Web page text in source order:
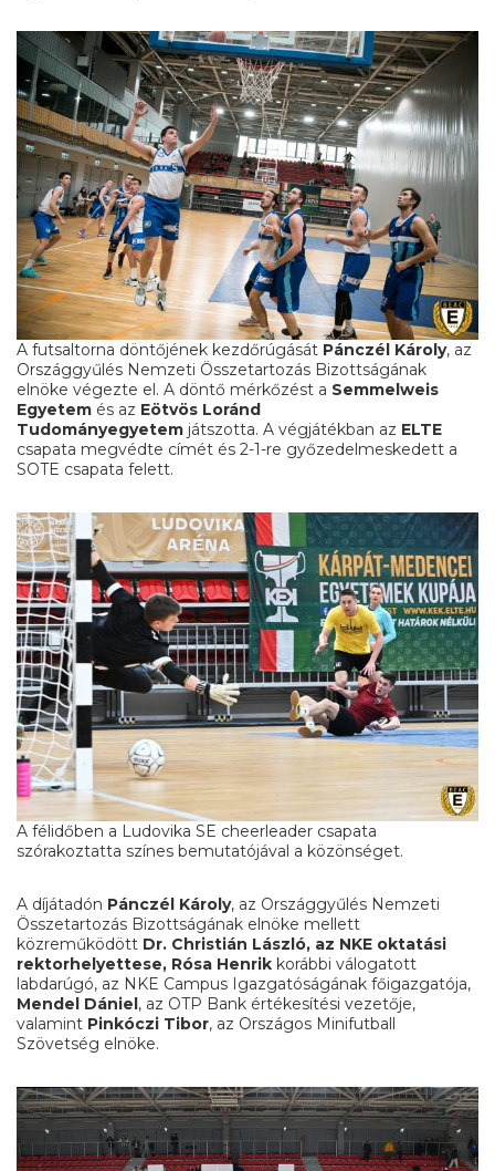
A futsaltorna döntőjének kezdőrúgását Pánczél Károly, az
Országgyűlés Nemzeti Összetartozás Bizottságának
elnöke végezte el. A döntő mérkőzést a Semmelweis
Egyetem és az Eötvös Loránd
Tudományegyetem játszotta. A végjátékban az ELTE
csapata megvédte címét és 2-1-re győzedelmeskedett a
SOTE csapata felett.
A félidőben a Ludovika SE cheerleader csapata
szórakoztatta színes bemutatójával a közönséget.
A díjátadón Pánczél Károly, az Országgyűlés Nemzeti
Összetartozás Bizottságának elnöke mellett
közreműködött Dr. Christián László, az NKE oktatási
rektorhelyettese, Rósa Henrik korábbi válogatott
labdarúgó, az NKE Campus Igazgatóságának főigazgatója,
Mendel Dániel, az OTP Bank értékesítési vezetője,
valamint Pinkóczi Tibor, az Országos Minifutball
Szövetség elnöke.